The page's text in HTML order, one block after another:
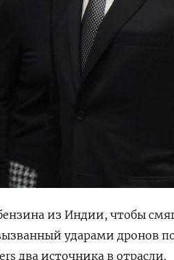
из Индии, чтобы
ударами дронов
два источника в отрасли.